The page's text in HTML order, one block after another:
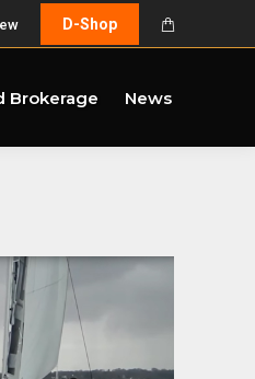
D-Shop
Brokerage News